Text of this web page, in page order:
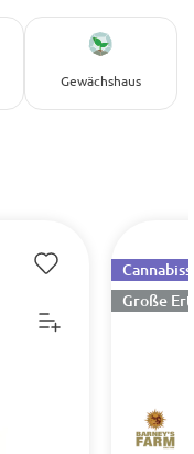
Gewächshaus
Große